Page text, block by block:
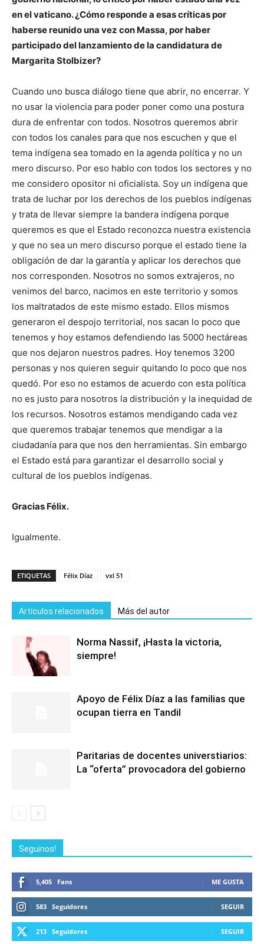
en el vaticano. ¿Cómo responde a esas críticas por
haberse reunido una vez con Massa, por haber
participado del lanzamiento de la candidatura de
Margarita Stolbizer?
Cuando uno busca diálogo tiene que abrir, no encerrar. Y
no usar la violencia para poder poner como una postura
dura de enfrentar con todos. Nosotros queremos abrir
con todos los canales para que nos escuchen y que el
tema indígena sea tomado en la agenda política y no un
mero discurso. Por eso hablo con todos los sectores y no
me considero opositor ni oficialista. Soy un indígena que
trata de luchar por los derechos de los pueblos indígenas
y trata de llevar siempre la bandera indígena porque
queremos es que el Estado reconozca nuestra existencia
y que no sea un mero discurso porque el estado tiene la
obligación de dar la garantía y aplicar los derechos que
nos corresponden. Nosotros no somos extrajeros, no
venimos del barco, nacimos en este territorio y somos
los maltratados de este mismo estado. Ellos mismos
generaron el despojo territorial, nos sacan lo poco que
tenemos y hoy estamos defendiendo las 5000 hectáreas
que nos dejaron nuestros padres. Hoy tenemos 3200
personas y nos quieren seguir quitando lo poco que nos
quedó. Por eso no estamos de acuerdo con esta política
no es justo para nosotros la distribución y la inequidad de
los recursos. Nosotros estamos mendigando cada vez
que queremos trabajar tenemos que mendigar a la
ciudadanía para que nos den herramientas. Sin embargo
el Estado está para garantizar el desarrollo social y
cultural de los pueblos indígenas.
Gracias Félix.
Igualmente.
ETIQUETAS Félix Díaz vxl 51
Artículos relacionados Más del autor
Norma Nassif, ¡Hasta la victoria,
siempre!
Apoyo de Félix Díaz a las familias que
ocupan tierra en Tandil
Paritarias de docentes universtiarios:
La “oferta” provocadora del gobierno
Seguinos!
5,405 Fans ME GUSTA
583 Seguidores SEGUIR
213 Seguidores SEGUIR